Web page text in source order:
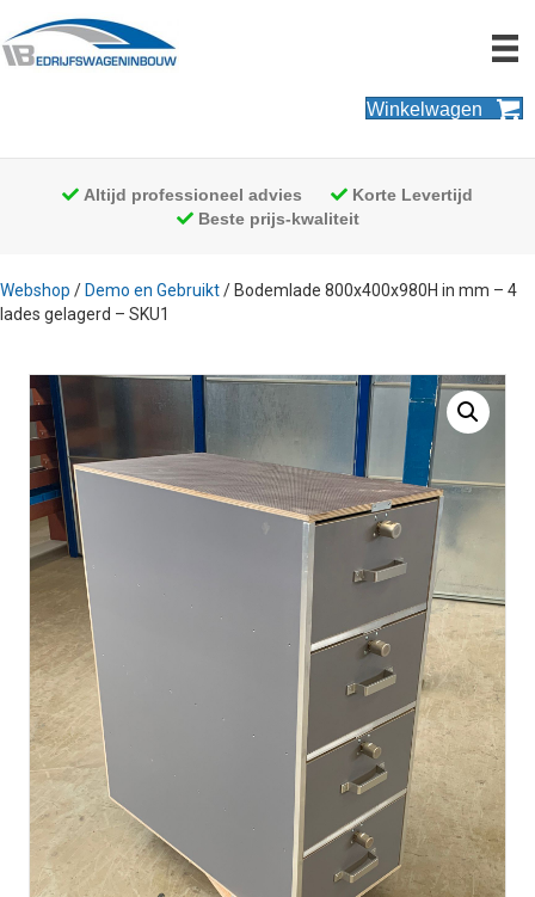
Winkelwagen
Altijd professioneel advies
Korte Levertijd
Beste prijs-kwaliteit
Webshop / Demo en Gebruikt/ Bodemlade 800x400x980H in mm – 4
lades gelagerd – SKU1